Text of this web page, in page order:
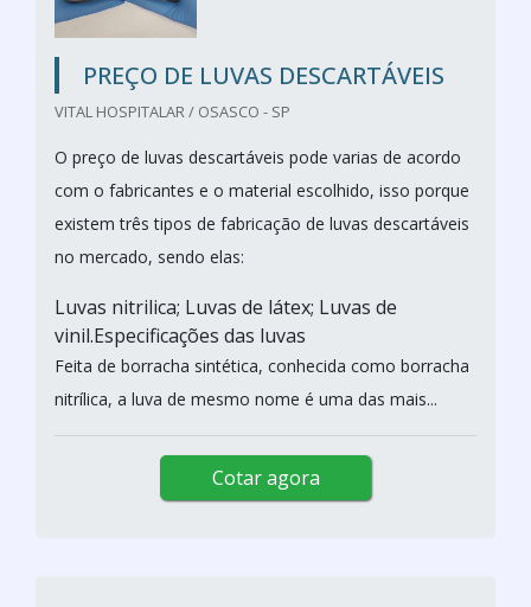
PREÇO DE LUVAS DESCARTÁVEIS
VITAL HOSPITALAR / OSASCO - SP
O preço de luvas descartáveis pode varias de acordo
com o fabricantes e o material escolhido, isso porque
existem três tipos de fabricação de luvas descartáveis
no mercado, sendo elas:
Luvas nitrilica; Luvas de látex; Luvas de
vinil.Especificações das luvas
Feita de borracha sintética, conhecida como borracha
nitrílica, a luva de mesmo nome é uma das mais...
Cotar agora